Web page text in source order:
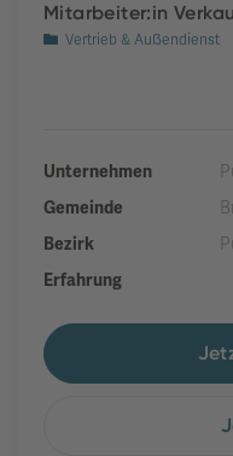
Mitarbeiter:in
Vertrieb & Außendienst
Unternehmen
Gemeinde
Bezirk
Erfahrung